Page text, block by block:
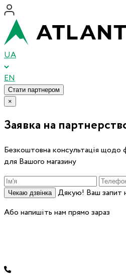
UA
EN
Стати партнером
×
Заявка на
Безкоштовна консультація щодо
для Вашого магазину
Чекаю дзвінка
Дякую! Ваш запит
Або напишіть нам прямо зараз